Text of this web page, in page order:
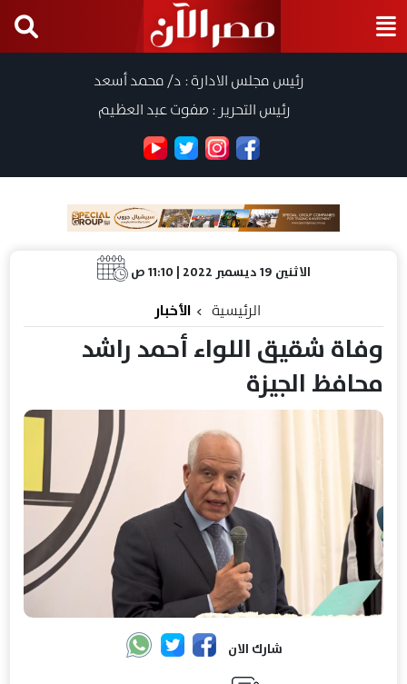
رئيس مجلس الادارة : د/ محمد أسعد
رئيس التحرير : صفوت عبد العظيم
الاثنين 19 ديسمبر 2022 | 11:10 ص
الرئيسية الأخبار
وفاة شقيق اللواء أحمد راشد
محافظ الجيزة
شارك الان